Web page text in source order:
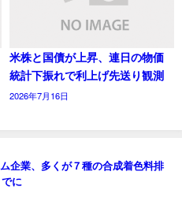
米株と国債が上昇、連日の物価
統計下振れで利上げ先送り観測
2026年7月16日
企業、多くが７種の合成着色料排
に